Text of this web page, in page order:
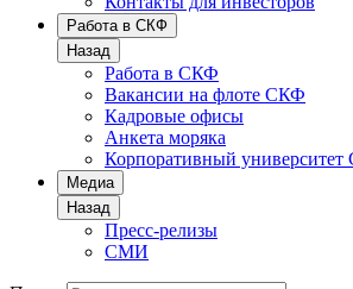
Работа в СКФ
Назад
Работа в СКФ
Вакансии на флоте СКФ
Кадровые офисы
Анкета моряка
Корпоративный
Медиа
Назад
Пресс-релизы
СМИ